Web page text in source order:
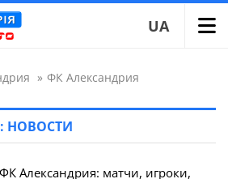
UA
» ФК Александрия
НОВОСТИ
Александрия: матчи, игроки,